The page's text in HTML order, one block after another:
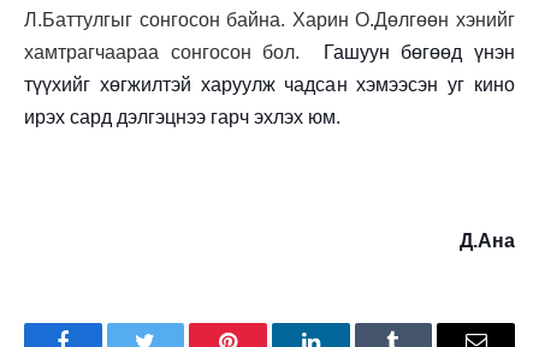
Л.Баттулгыг сонгосон байна. Харин О.Дөлгөөн хэнийг
хамтрагчаараа сонгосон бол.
Гашуун бөгөөд үнэн
түүхийг хөгжилтэй харуулж чадсан хэмээсэн уг кино
ирэх сард дэлгэцнээ гарч эхлэх юм.
Д.Ана